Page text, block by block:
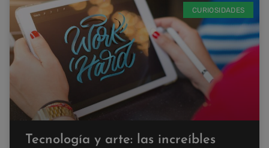
CURIOSIDADES
Tecnología y arte: las increíbles